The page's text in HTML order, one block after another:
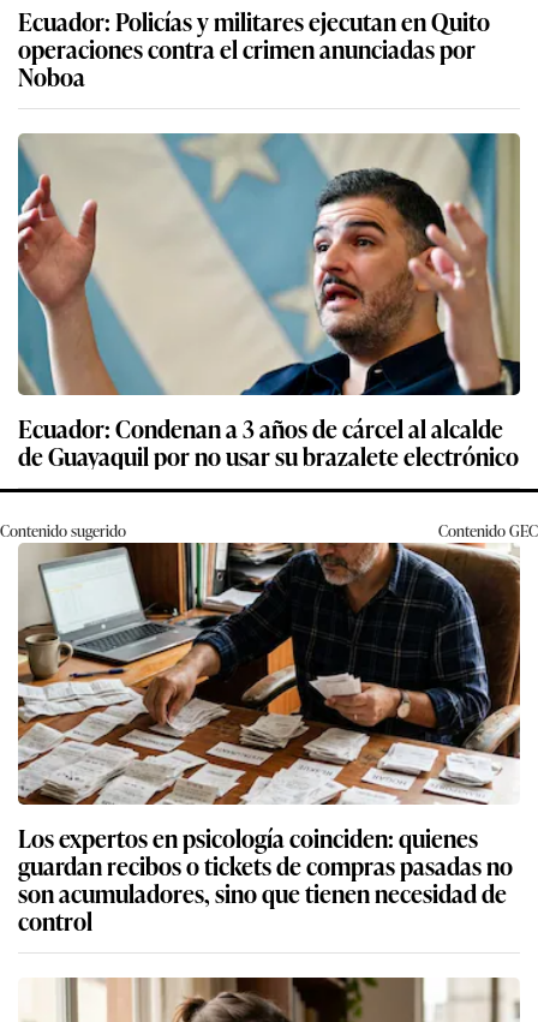
Ecuador: Policías y militares ejecutan en Quito
operaciones contra el crimen anunciadas por
Noboa
Ecuador: Condenan a 3 años de cárcel al alcalde
de Guayaquil por no usar su brazalete electrónico
Contenido sugerido ContenidoGEC
Los expertos en psicología coinciden: quienes
guardan recibos o tickets de compras pasadas no
son acumuladores, sino que tienen necesidad de
control